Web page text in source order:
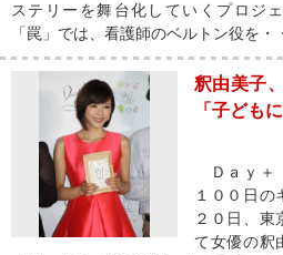
ステリーを舞台化していくプロジ
「罠」では、看護師のベルトン役を・
釈由美子
「子ども
Ｄａｙ＋
１００日の
２０日、東
て女優の釈